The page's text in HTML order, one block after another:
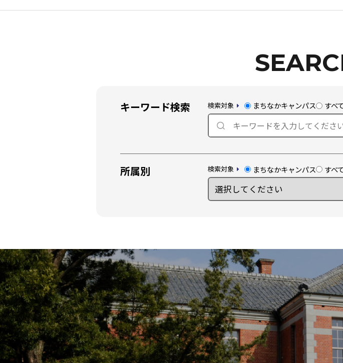
キーワード検索 検索対象 まちなかキャンパス すべ
所属別 検索対象 まちなかキャンパス すべ
熊
熊大メールマガ